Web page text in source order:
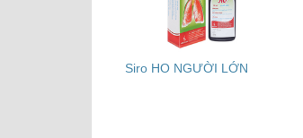
Siro HO NGƯỜI LỚN